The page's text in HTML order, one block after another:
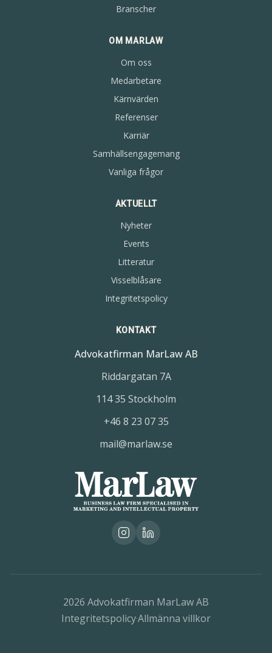
Branscher
OM MARLAW
Om oss
Medarbetare
Kärnvärden
Referenser
Karriär
Samhällsengagemang
Vanliga frågor
AKTUELLT
Nyheter
Events
Litteratur
Visselblåsare
Integritetspolicy
KONTAKT
Advokatfirman MarLaw AB
Riddargatan 7A
114 35 Stockholm
+46 8 23 07 35
mail@marlaw.se
2026 Advokatfirman MarLaw AB
Integritetspolicy·Allmänna villkor